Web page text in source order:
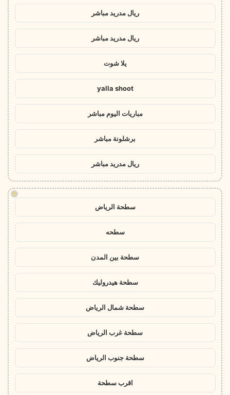
ريال مدريد مباشر
ريال مدريد مباشر
يلا شوت
yalla shoot
مباريات اليوم مباشر
برشلونة مباشر
ريال مدريد مباشر
!
سطحة الرياض
سطحه
سطحة بين المدن
سطحة هيدروليك
سطحة شمال الرياض
سطحة غرب الرياض
سطحة جنوب الرياض
اقرب سطحة